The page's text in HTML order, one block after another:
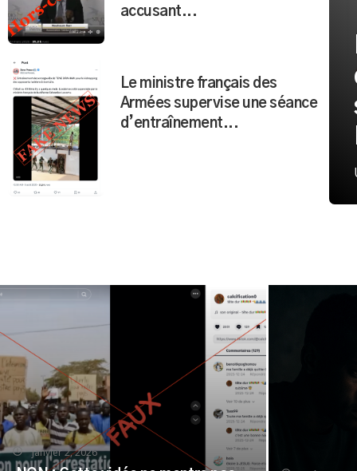
accusant...
Le ministre français des
Armées supervise une séance
d’entraînement...
janvier 2, 2026